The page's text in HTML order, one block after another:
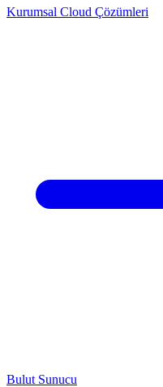
Kurumsal Cloud Çözümleri
Bulut Sunucu